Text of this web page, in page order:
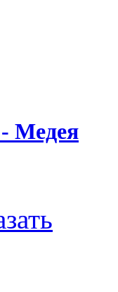
Медея